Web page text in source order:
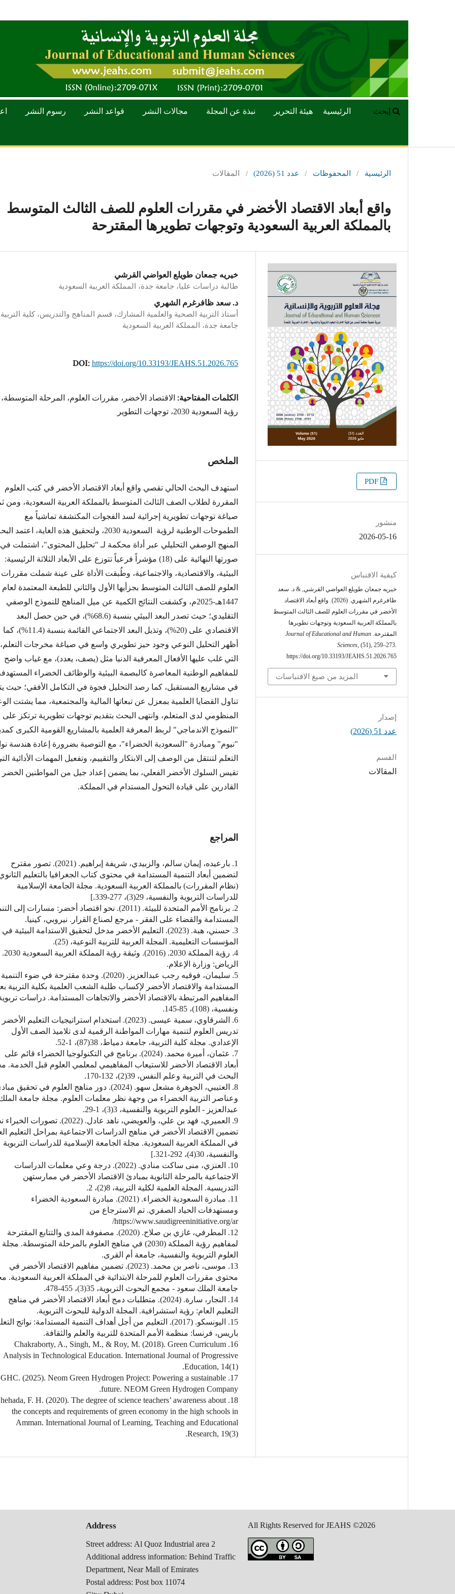
الرئيسية هيئة التحرير نبذة عن المجلة مجالات النشر قواعد النشر رسوم النشر إبحث
الرئيسية / المحفوظات / عدد 51 (2026) / المقالات
واقع أبعاد الاقتصاد الأخضر في مقررات العلوم للصف الثالث المتوسط
بالمملكة العربية السعودية وتوجهات تطويرها المقترحة
خيريه جمعان طويلع العواضي القرشي
طالبة دراسات عليا، جامعة جدة، المملكة العربية السعودية
د. سعد ظافرغرم الشهري
أستاذ التربية الصحية والعلمية المشارك، قسم المناهج والتدريس، كلية
جامعة جدة، المملكة العربية السعودية
DOI: https://doi.org/10.33193/JEAHS.51.2026.765
الكلمات المفتاحية: الاقتصاد الأخضر، مقررات العلوم، المرحلة المتوسطة،
رؤية السعودية 2030، توجهات التطوير
الملخص
استهدف البحث الحالي تقصي واقع أبعاد الاقتصاد الأخضر في كتب العلوم
المقررة لطلاب الصف الثالث المتوسط بالمملكة العربية السعودية، ومن
صياغة توجهات تطويرية إجرائية لسد الفجوات المكتشفة تماشياً مع
الطموحات الوطنية لرؤية السعودية 2030، ولتحقيق هذه الغاية، اعتمد
المنهج الوصفي التحليلي عبر أداة محكمة لـ "تحليل المحتوى"، اشتملت في
صورتها النهائية على (18) مؤشراً فرعياً تتوزع على الأبعاد الثلاثة الرئيسية:
البيئية، والاقتصادية، والاجتماعية، وطُبقت الأداة على عينة شملت مقررات
العلوم للصف الثالث المتوسط بجزأيها الأول والثاني للطبعة المعتمدة لعام
1447هـ-2025م، وكشفت النتائج الكمية عن ميل المناهج للنموذج الوصفي
التقليدي؛ حيث تصدر البعد البيئي بنسبة (68.6%)، في حين حصل البعد
الاقتصادي على (20%)، وتذيل البعد الاجتماعي القائمة بنسبة (11.4%)، كما
أظهر التحليل النوعي وجود حيز تطويري واسع في صياغة مخرجات التعلم،
التي غلب عليها الأفعال المعرفية الدنيا مثل (يصف، يعدد)، مع غياب واضح
للمفاهيم الوطنية المعاصرة كالبصمة البيئية والوظائف الخضراء
في مشاريع المستقبل، كما رصد التحليل فجوة في التكامل الأفقي؛ حيث
تناول القضايا العلمية بمعزل عن تبعاتها المالية والمجتمعية، مما يشتت
المنظومي لدى المتعلم، وانتهى البحث بتقديم توجهات تطويرية ترتكز على
"النموذج الاندماجي" لربط المعرفة العلمية بالمشاريع القومية الكبرى
"نيوم" ومبادرة "السعودية الخضراء"، مع التوصية بضرورة إعادة هندسة
التعلم لتنتقل من الوصف إلى الابتكار والتقييم، وتفعيل المهمات الأدائية
تقيس السلوك الأخضر الفعلي، بما يضمن إعداد جيل من المواطنين الخضر
القادرين على قيادة التحول المستدام في المملكة.
المراجع
1. بارعيده، إيمان سالم، والزبيدي، شريفة إبراهيم. (2021). تصور مقترح
لتضمين أبعاد التنمية المستدامة في محتوى كتاب الجغرافيا بالتعليم
(نظام المقررات) بالمملكة العربية السعودية. مجلة الجامعة الإسلامية
للدراسات التربوية والنفسية، 29(3)، 277-339.]
2. برنامج الأمم المتحدة للبيئة. (2011). نحو اقتصاد أخضر: مسارات إلى
المستدامة والقضاء على الفقر - مرجع لصناع القرار. نيروبي، كينيا.
3. حسني، هبة. (2023). التعليم الأخضر مدخل لتحقيق الاستدامة البيئية في
المؤسسات التعليمية. المجلة العربية للتربية النوعية، (25).
4. رؤية المملكة 2030. (2016). وثيقة رؤية المملكة العربية السعودية 2030.
الرياض: وزارة الإعلام.
5. سليمان، فوقيه رجب عبدالعزيز. (2020). وحدة مقترحة في ضوء التنمية
المستدامة والاقتصاد الأخضر لإكساب طلبة الشعب العلمية بكلية التربية
المفاهيم المرتبطة بالاقتصاد الأخضر والاتجاهات المستدامة. دراسات
ونفسية، (108)، 85-145.
6. الشرقاوي، سمية عيسى. (2023). استخدام استراتيجيات التعليم
تدريس العلوم لتنمية مهارات المواطنة الرقمية لدى تلاميذ الصف الأول
الإعدادي. مجلة كلية التربية، جامعة دمياط، 38(87)، 1-52.
7. عثمان، أميرة محمد. (2024). برنامج في التكنولوجيا الخضراء قائم على
أبعاد الاقتصاد الأخضر للاستيعاب المفاهيمي لمعلمي العلوم قبل الخدمة.
البحث في التربية وعلم النفس، 39(2)، 132-170.
8. العتيبي، الجوهرة مشعل سهو. (2024). دور مناهج العلوم في تحقيق
وعناصر التربية الخضراء من وجهة نظر معلمات العلوم. مجلة جامعة
عبدالعزيز - العلوم التربوية والنفسية، 3(3)، 1-29.
9. العميري، فهد بن علي، والعويضي، ناهد عادل. (2022). تصورات
تضمين الاقتصاد الأخضر في مناهج الدراسات الاجتماعية بمراحل التعليم
في المملكة العربية السعودية. مجلة الجامعة الإسلامية للدراسات التربوية
والنفسية، 30(4)، 292-321.]
10. العنزي، منى ساكت منادي. (2022). درجة وعي معلمات الدراسات
الاجتماعية بالمرحلة الثانوية بمبادئ الاقتصاد الأخضر في ممارستهن
التدريسية. المجلة العلمية لكلية التربية، 8(2)، 2.
11. مبادرة السعودية الخضراء. (2021). مبادرة السعودية الخضراء
ومستهدفات الحياد الصفري. تم الاسترجاع من
https://www.saudigreeninitiative.org/ar/
12. المطرفي، غازي بن صلاح. (2020). مصفوفة المدى والتتابع المقترحة
لمفاهيم رؤية المملكة (2030) في مناهج العلوم بالمرحلة المتوسطة. مجلة
العلوم التربوية والنفسية، جامعة أم القرى.
13. موسى، ناصر بن محمد. (2023). تضمين مفاهيم الاقتصاد الأخضر في
محتوى مقررات العلوم للمرحلة الابتدائية في المملكة العربية السعودية.
جامعة الملك سعود - مجمع البحوث التربوية، 35(3)، 455-478.
14. النجار، سارة. (2024). متطلبات دمج أبعاد الاقتصاد الأخضر في مناهج
التعليم العام: رؤية استشرافية. المجلة الدولية للبحوث التربوية.
15. اليونسكو. (2017). التعليم من أجل أهداف التنمية المستدامة: نواتج
باريس، فرنسا: منظمة الأمم المتحدة للتربية والعلم والثقافة.
16. Chakraborty, A., Singh, M., & Roy, M. (2018). Green Curriculum
Analysis in Technological Education. International Journal of Progressive
Education, 14(1).
NGHC. (2025). Neom Green Hydrogen Project: Powering a sustainable
future. NEOM Green Hydrogen Company.
Shehada, F. H. (2020). The degree of science teachers’ awareness about
the concepts and requirements of green economy in the high schools in
Amman. International Journal of Learning, Teaching and Educational
Research, 19(3).
التنزيلات
PDF
منشور
2026-05-16
كيفية الاقتباس
خيريه جمعان طويلع العواضي القرشي, & د. سعد
ظافرغرم الشهري. (2026). واقع أبعاد الاقتصاد
الأخضر في مقررات العلوم للصف الثالث المتوسط
بالمملكة العربية السعودية وتوجهات تطويرها
المقترحة. Journal of Educational and Human
Sciences , (51), 259–273.
https://doi.org/10.33193/JEAHS.51.2026.765
المزيد من صيغ الاقتباسات
إصدار
عدد 51 (2026)
القسم
المقالات
Address
Street address: Al Quoz Industrial area 2
Additional address information: Behind Traffic
Department, Near Mall of Emirates
Postal address: Post box 11074
All Rights Reserved for JEAHS ©2026